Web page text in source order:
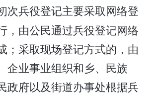
次兵役登记主要采取网络登
，由公民通过兵役登记网络
；采取现场登记方式的，由
企业事业组织和乡、民族
政府以及街道办事处根据兵